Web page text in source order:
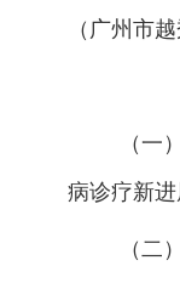
（广州市
（一
病诊疗新
（二